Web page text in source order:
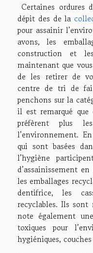
Certaines ordures
dépit des de la
pour assainir
avons, les
construction et
maintenant que
de les retirer de
centre de tri de
penchons sur la
il est remarqué que
préfèrent plus
l’environnement.
qui sont basées
l’hygiène
d’assainissement
les emballages
dentifrice, les
recyclables. Ils
note également
toxiques pour
hygiéniques,